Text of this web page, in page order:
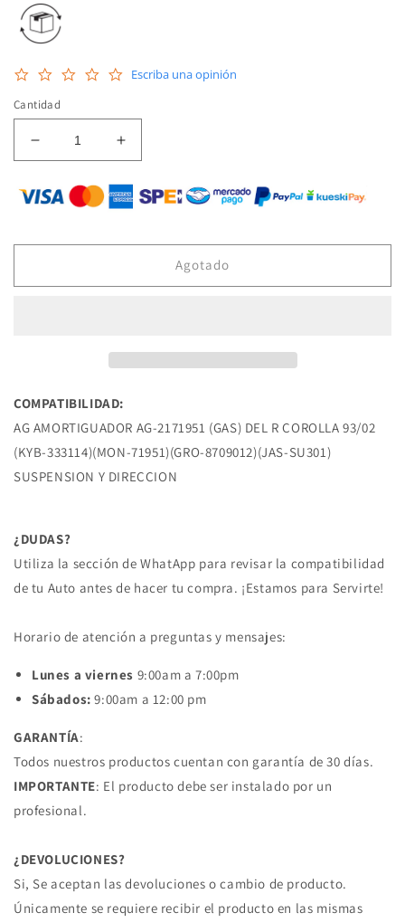
0.0
Escriba una opinión
Cantidad
Reducir
cantidad
para
AG-
AMORTIGUADOR
Aumentar
cantidad
para
AG-
AMORTIGUADOR
TOYOTA
Agotado
COMPATIBILIDAD:
AG AMORTIGUADOR AG-2171951 (GAS) DEL R COROLLA 93/02
(KYB-333114)(MON-71951)(GRO-8709012)(JAS-SU301)
SUSPENSION Y DIRECCION
¿DUDAS?
Utiliza la sección de WhatApp para revisar la compatibilidad
de tu Auto antes de hacer tu compra. ¡Estamos para Servirte!
Horario de atención a preguntas y mensajes:
Lunes a viernes 9:00am a 7:00pm
Sábados: 9:00am a 12:00 pm
GARANTÍA:
Todos nuestros productos cuentan con garantía de 30 días.
IMPORTANTE: El producto debe ser instalado por un
profesional.
¿DEVOLUCIONES?
Si, Se aceptan las devoluciones o cambio de producto.
Únicamente se requiere recibir el producto en las mismas